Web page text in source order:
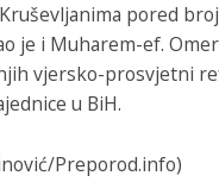
pored
je i Muharem-ef.
vjersko-prosvjetni
u BiH.
Preporod.info)